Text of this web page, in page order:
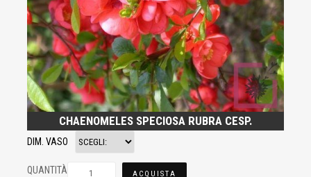
CHAENOMELES SPECIOSA RUBRA CESP.
DIM. VASO
QUANTITÀ ACQUISTA